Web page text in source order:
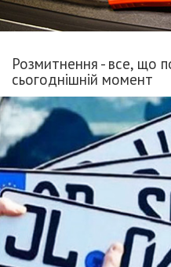
Розмитнення - все, що
сьогоднішній момент